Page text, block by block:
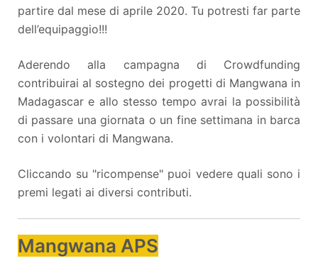
partire dal mese di aprile 2020. Tu potresti far parte
dell’equipaggio!!!
Aderendo alla campagna di Crowdfunding
contribuirai al sostegno dei progetti di Mangwana in
Madagascar e allo stesso tempo avrai la possibilità
di passare una giornata o un fine settimana in barca
con i volontari di Mangwana.
Cliccando su "ricompense" puoi vedere quali sono i
premi legati ai diversi contributi.
Mangwana APS